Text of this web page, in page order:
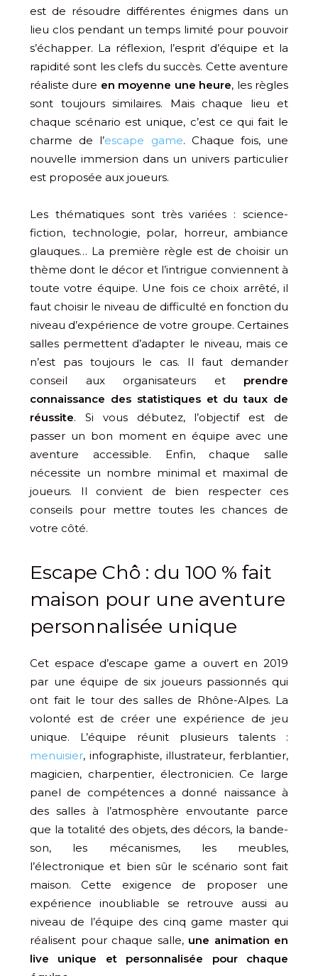
est de résoudre différentes énigmes dans un
lieu clos pendant un temps limité pour pouvoir
s’échapper. La réflexion, l’esprit d’équipe et la
rapidité sont les clefs du succès. Cette aventure
réaliste dure en moyenne une heure, les règles
sont toujours similaires. Mais chaque lieu et
chaque scénario est unique, c’est ce qui fait le
charme de l’escape game. Chaque fois, une
nouvelle immersion dans un univers particulier
est proposée aux joueurs.
Les thématiques sont très variées : science-
fiction, technologie, polar, horreur, ambiance
glauques… La première règle est de choisir un
thème dont le décor et l’intrigue conviennent à
toute votre équipe. Une fois ce choix arrêté, il
faut choisir le niveau de difficulté en fonction du
niveau d’expérience de votre groupe. Certaines
salles permettent d’adapter le niveau, mais ce
n’est pas toujours le cas. Il faut demander
conseil aux organisateurs et prendre
connaissance des statistiques et du taux de
réussite. Si vous débutez, l’objectif est de
passer un bon moment en équipe avec une
aventure accessible. Enfin, chaque salle
nécessite un nombre minimal et maximal de
joueurs. Il convient de bien respecter ces
conseils pour mettre toutes les chances de
votre côté.
Escape Chô : du 100 % fait
maison pour une aventure
personnalisée unique
Cet espace d’escape game a ouvert en 2019
par une équipe de six joueurs passionnés qui
ont fait le tour des salles de Rhône-Alpes. La
volonté est de créer une expérience de jeu
unique. L’équipe réunit plusieurs talents :
menuisier, infographiste, illustrateur, ferblantier,
magicien, charpentier, électronicien. Ce large
panel de compétences a donné naissance à
des salles à l’atmosphère envoutante parce
que la totalité des objets, des décors, la bande-
son, les mécanismes, les meubles,
l’électronique et bien sûr le scénario sont fait
maison. Cette exigence de proposer une
expérience inoubliable se retrouve aussi au
niveau de l’équipe des cinq game master qui
réalisent pour chaque salle, une animation en
live unique et personnalisée pour chaque